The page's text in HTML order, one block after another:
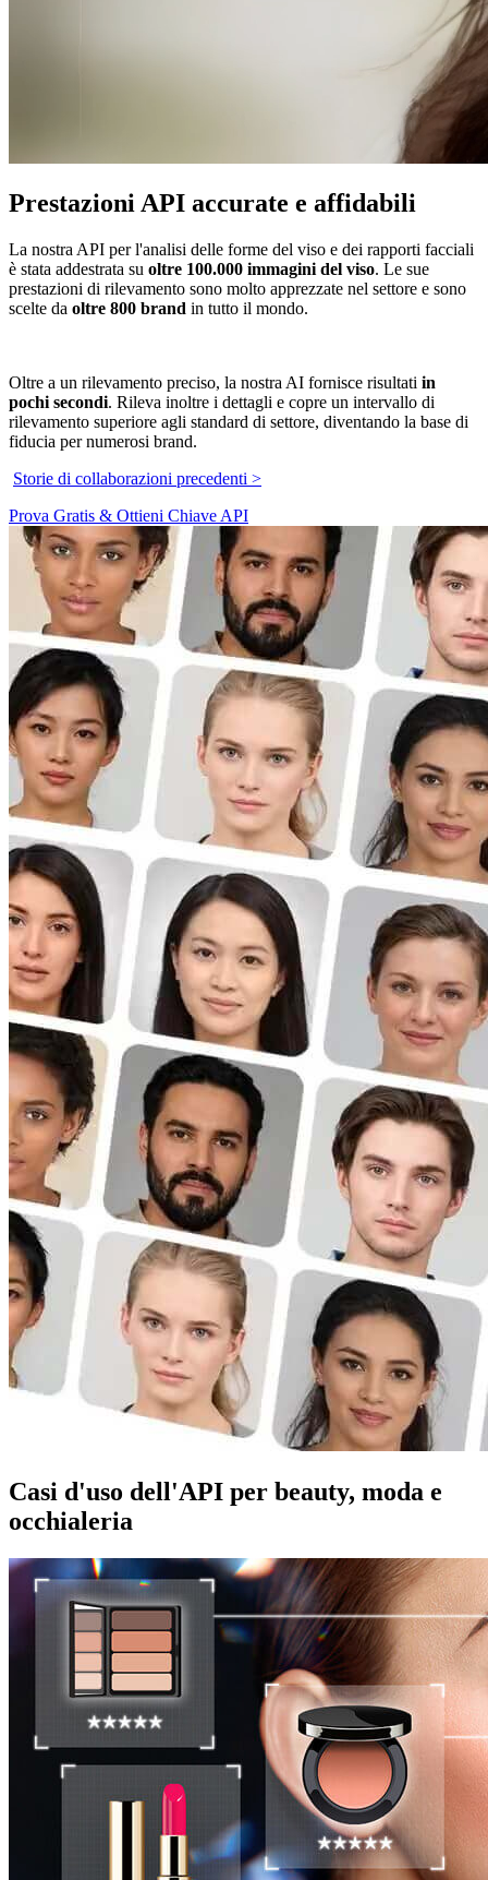
Prestazioni API accurate e affidabili
La nostra API per l'analisi delle forme del viso e dei rapporti facciali
è stata addestrata su oltre 100.000 immagini del viso. Le sue
prestazioni di rilevamento sono molto apprezzate nel settore e sono
scelte da oltre 800 brand in tutto il mondo.
Oltre a un rilevamento preciso, la nostra AI fornisce risultati in
pochi secondi. Rileva inoltre i dettagli e copre un intervallo di
rilevamento superiore agli standard di settore, diventando la base di
fiducia per numerosi brand.
Storie di collaborazioni precedenti >
Prova Gratis & Ottieni Chiave API
Casi d'uso dell'API per beauty, moda e
occhialeria